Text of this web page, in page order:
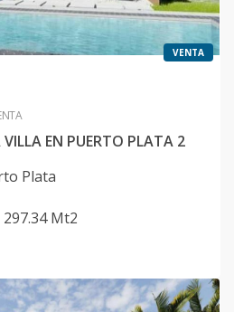
VENTA
EN PUERTO PLATA 2
Plata
297.34 Mt2